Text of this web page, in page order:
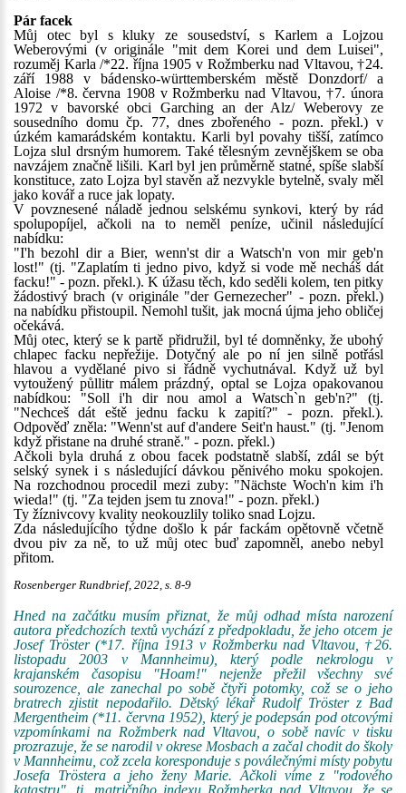
Pár facek
Můj otec byl s kluky ze sousedství, s Karlem a Lojzou
Weberovými (v originále "mit dem Korei und dem Luisei",
rozuměj Karla /*22. října 1905 v Rožmberku nad Vltavou, †24.
září 1988 v bádensko-württemberském městě Donzdorf/ a
Aloise /*8. června 1908 v Rožmberku nad Vltavou, †7. února
1972 v bavorské obci Garching an der Alz/ Weberovy ze
sousedního domu čp. 77, dnes zbořeného - pozn. překl.) v
úzkém kamarádském kontaktu. Karli byl povahy tišší, zatímco
Lojza slul drsným humorem. Také tělesným zevnějškem se oba
navzájem značně lišili. Karl byl jen průměrně statné, spíše slabší
konstituce, zato Lojza byl stavěn až nezvykle bytelně, svaly měl
jako kovář a ruce jak lopaty.
V povznesené náladě jednou selskému synkovi, který by rád
spolupopíjel, ačkoli na to neměl peníze, učinil následující
nabídku:
"I'h bezohl dir a Bier, wenn'st dir a Watsch'n von mir geb'n
lost!" (tj. "Zaplatím ti jedno pivo, když si vode mě necháš dát
facku!" - pozn. překl.). K úžasu těch, kdo seděli kolem, ten pitky
žádostivý brach (v originále "der Gernezecher" - pozn. překl.)
na nabídku přistoupil. Nemohl tušit, jak mocná újma jeho obličej
očekává.
Můj otec, který se k partě přidružil, byl té domněnky, že ubohý
chlapec facku nepřežije. Dotyčný ale po ní jen silně potřásl
hlavou a vydělané pivo si řádně vychutnával. Když už byl
vytoužený půllitr málem prázdný, optal se Lojza opakovanou
nabídkou: "Soll i'h dir nou amol a Watsch`n geb'n?" (tj.
"Nechceš dát eště jednu facku k zapití?" - pozn. překl.).
Odpověď zněla: "Wenn'st auf d'andere Seit'n haust." (tj. "Jenom
když přistane na druhé straně." - pozn. překl.)
Ačkoli byla druhá z obou facek podstatně slabší, zdál se být
selský synek i s následující dávkou pěnivého moku spokojen.
Na rozchodnou procedil mezi zuby: "Nächste Woch'n kim i'h
wieda!" (tj. "Za tejden jsem tu znova!" - pozn. překl.)
Ty žíznivcovy kvality neokouzlily toliko snad Lojzu.
Zda následujícího týdne došlo k pár fackám opětovně včetně
dvou piv za ně, to už můj otec buď zapomněl, anebo nebyl
přitom.
Rosenberger Rundbrief, 2022, s. 8-9
Hned na začátku musím přiznat, že můj odhad místa narození
autora předchozích textů vychází z předpokladu, že jeho otcem je
Josef Tröster (*17. října 1913 v Rožmberku nad Vltavou, †26.
listopadu 2003 v Mannheimu), který podle nekrologu v
krajanském časopisu "Hoam!" nejenže přežil všechny své
sourozence, ale zanechal po sobě čtyři potomky, což se o jeho
bratrech zjistit nepodařilo. Dětský lékař Rudolf Tröster z Bad
Mergentheim (*11. června 1952), který je podepsán pod otcovými
vzpomínkami na Rožmberk nad Vltavou, o sobě navíc v tisku
prozrazuje, že se narodil v okrese Mosbach a začal chodit do školy
v Mannheimu, což zcela koresponduje s poválečnými místy pobytu
Josefa Tröstera a jeho ženy Marie. Ačkoli víme z "rodového
katastru", tj. matričního indexu Rožmberka nad Vltavou, že se